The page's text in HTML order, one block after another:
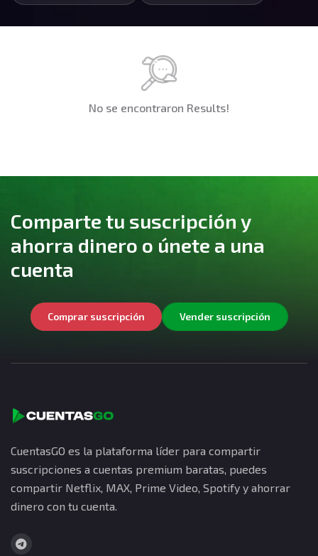
No se encontraron Results!
Comparte tu suscripción y
ahorra dinero o únete a una
cuenta
Comprar suscripción Vender suscripción
CuentasGO es la plataforma líder para compartir
suscripciones a cuentas premium baratas, puedes
compartir Netflix, MAX, Prime Video, Spotify y ahorrar
dinero con tu cuenta.